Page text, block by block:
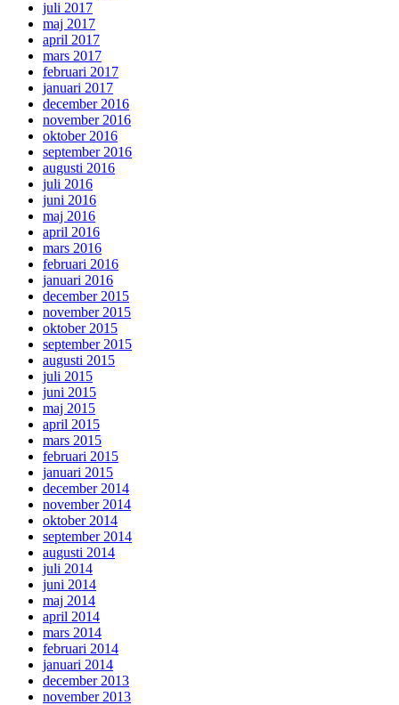
juli 2017
maj 2017
april 2017
mars 2017
februari 2017
januari 2017
december 2016
november 2016
oktober 2016
september 2016
augusti 2016
juli 2016
juni 2016
maj 2016
april 2016
mars 2016
februari 2016
januari 2016
december 2015
november 2015
oktober 2015
september 2015
augusti 2015
juli 2015
juni 2015
maj 2015
april 2015
mars 2015
februari 2015
januari 2015
december 2014
november 2014
oktober 2014
september 2014
augusti 2014
juli 2014
juni 2014
maj 2014
april 2014
mars 2014
februari 2014
januari 2014
december 2013
november 2013